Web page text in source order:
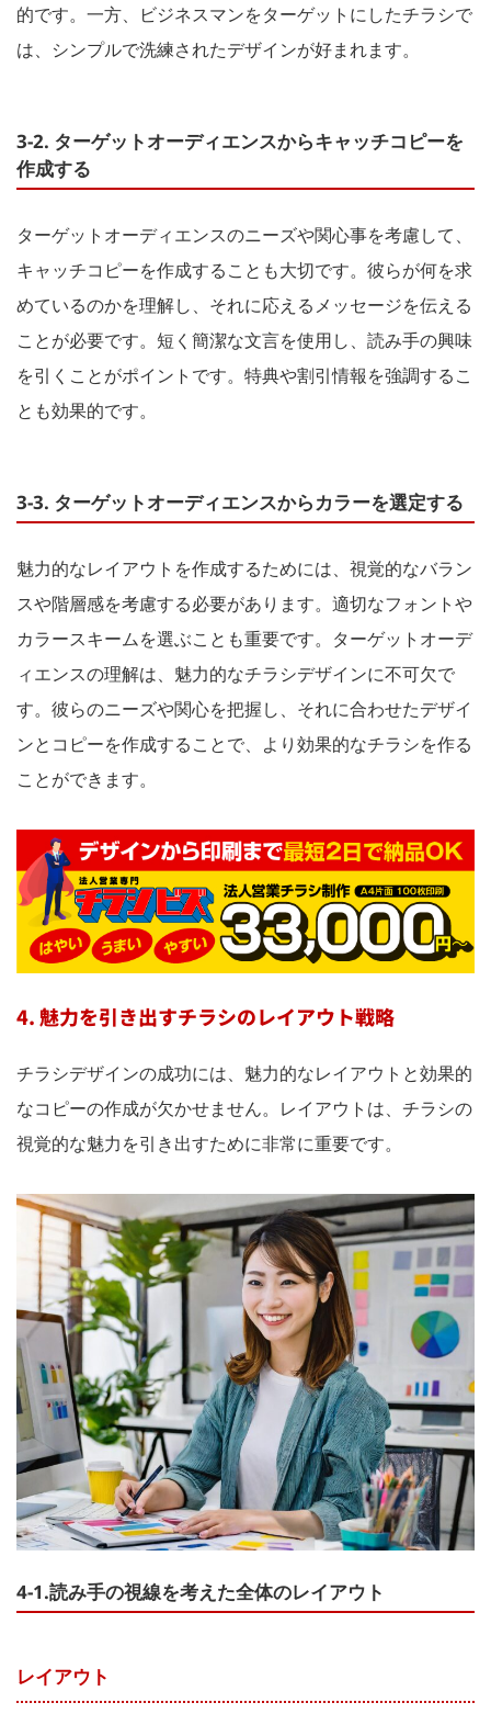
的です。一方、ビジネスマンをターゲットにしたチラシで
は、シンプルで洗練されたデザインが好まれます。
3-2. ターゲットオーディエンスからキャッチコピーを
作成する
ターゲットオーディエンスのニーズや関心事を考慮して、
キャッチコピーを作成することも大切です。彼らが何を求
めているのかを理解し、それに応えるメッセージを伝える
ことが必要です。短く簡潔な文言を使用し、読み手の興味
を引くことがポイントです。特典や割引情報を強調するこ
とも効果的です。
3-3. ターゲットオーディエンスからカラーを選定する
魅力的なレイアウトを作成するためには、視覚的なバラン
スや階層感を考慮する必要があります。適切なフォントや
カラースキームを選ぶことも重要です。ターゲットオーデ
ィエンスの理解は、魅力的なチラシデザインに不可欠で
す。彼らのニーズや関心を把握し、それに合わせたデザイ
ンとコピーを作成することで、より効果的なチラシを作る
ことができます。
4. 魅力を引き出すチラシのレイアウト戦略
チラシデザインの成功には、魅力的なレイアウトと効果的
なコピーの作成が欠かせません。レイアウトは、チラシの
視覚的な魅力を引き出すために非常に重要です。
4-1.読み手の視線を考えた全体のレイアウト
レイアウト